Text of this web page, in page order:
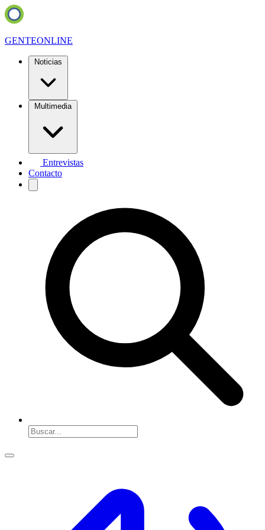
GENTEONLINE
Noticias
Multimedia
Entrevistas
Contacto